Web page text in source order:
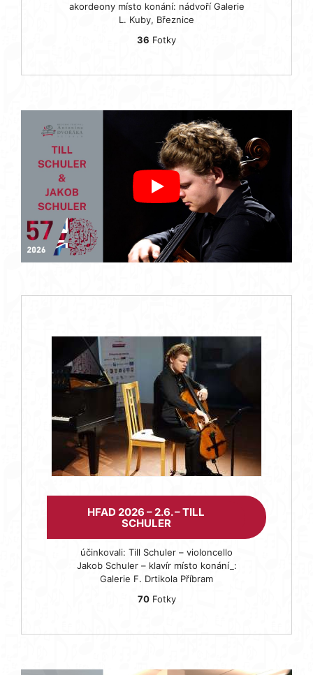
akordeony místo konání: nádvoří Galerie
L. Kuby, Březnice
36 Fotky
HFAD 2026 – 2.6. – TILL
SCHULER
účinkovali: Till Schuler – violoncello
Jakob Schuler – klavír místo konání_:
Galerie F. Drtikola Příbram
70Fotky